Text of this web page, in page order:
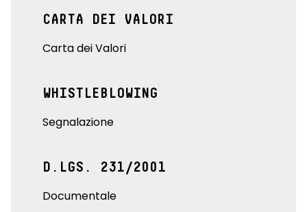
CARTA DEI VALORI
Carta dei Valori
WHISTLEBLOWING
Segnalazione
D.LGS. 231/2001
Documentale